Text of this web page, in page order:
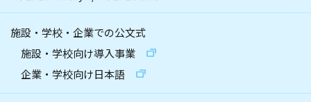
施設・学校・企業での公文式
施設・学校向け導入事業
企業・学校向け日本語